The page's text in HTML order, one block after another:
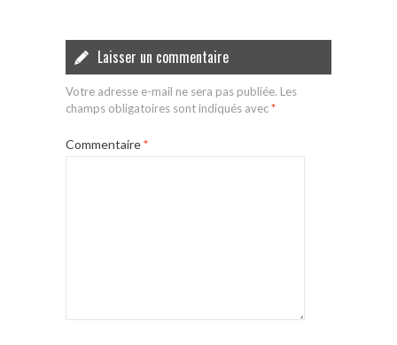
Laisser un commentaire
Votre adresse e-mail ne sera pas publiée. Les
champs obligatoires sont indiqués avec*
Commentaire*